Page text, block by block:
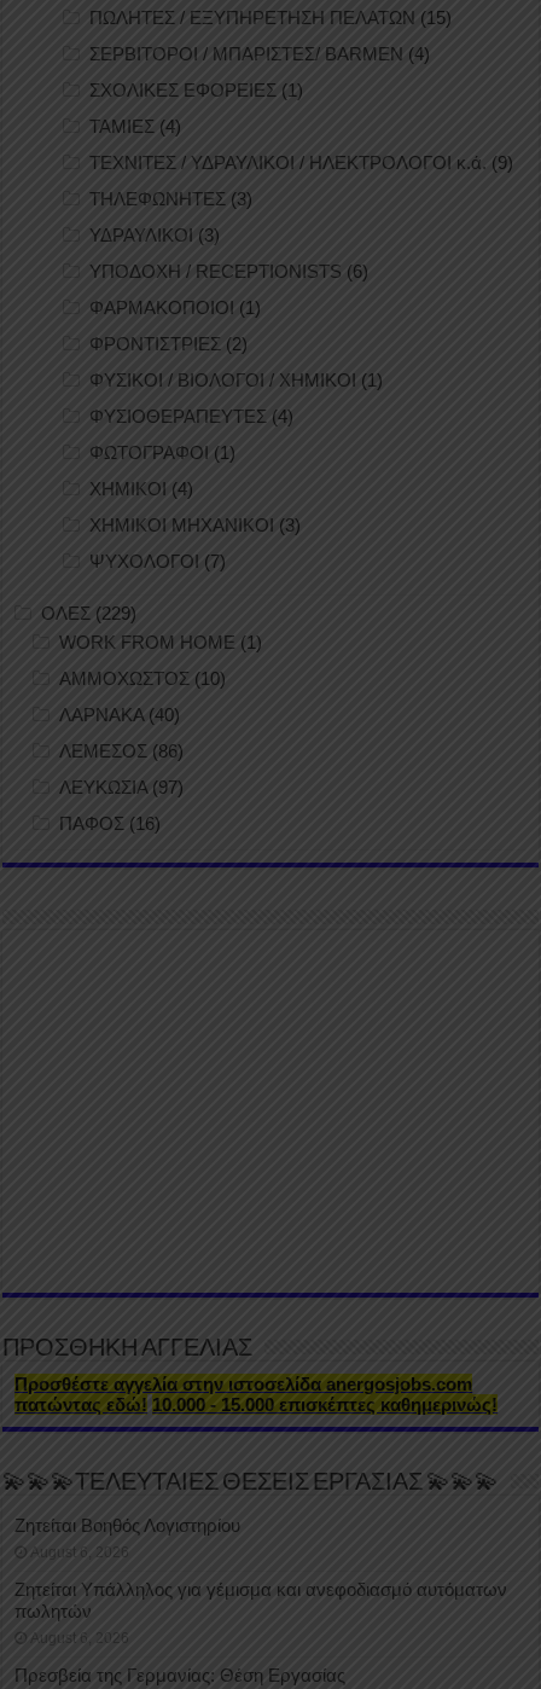
ΠΩΛΗΤΕΣ / ΕΞΥΠΗΡΕΤΗΣΗ ΠΕΛΑΤΩΝ (15)
ΣΕΡΒΙΤΟΡΟΙ / ΜΠΑΡΙΣΤΕΣ/ BARMEN (4)
ΣΧΟΛΙΚΕΣ ΕΦΟΡΕΙΕΣ (1)
ΤΑΜΙΕΣ (4)
ΤΕΧΝΙΤΕΣ / ΥΔΡΑΥΛΙΚΟΙ / ΗΛΕΚΤΡΟΛΟΓΟΙ κ.ά. (9)
ΤΗΛΕΦΩΝΗΤΕΣ (3)
ΥΔΡΑΥΛΙΚΟΙ (3)
ΥΠΟΔΟΧΗ / RECEPTIONISTS (6)
ΦΑΡΜΑΚΟΠΟΙΟΙ (1)
ΦΡΟΝΤΙΣΤΡΙΕΣ (2)
ΦΥΣΙΚΟΙ / ΒΙΟΛΟΓΟΙ / ΧΗΜΙΚΟΙ (1)
ΦΥΣΙΟΘΕΡΑΠΕΥΤΕΣ (4)
ΦΩΤΟΓΡΑΦΟΙ (1)
ΧΗΜΙΚΟΙ (4)
ΧΗΜΙΚΟΙ ΜΗΧΑΝΙΚΟΙ (3)
ΨΥΧΟΛΟΓΟΙ (7)
ΟΛΕΣ (229)
WORK FROM HOME (1)
ΑΜΜΟΧΩΣΤΟΣ (10)
ΛΑΡΝΑΚΑ(40)
ΛΕΜΕΣΟΣ (86)
ΛΕΥΚΩΣΙΑ(97)
ΠΑΦΟΣ (16)
ΠΡΟΣΘΗΚΗ ΑΓΓΕΛΙΑΣ
Προσθέστε αγγελία στην ιστοσελίδα anergosjobs.com
πατώντας εδώ! 10.000 - 15.000 επισκέπτες καθημερινώς!
💫💫💫ΤΕΛΕΥΤΑΙΕΣ ΘΕΣΕΙΣ ΕΡΓΑΣΙΑΣ 💫💫💫
Ζητείται Βοηθός Λογιστηρίου
August 6, 2026
Ζητείται Υπάλληλος για γέμισμα και ανεφοδιασμό αυτόματων
πωλητών
August 6, 2026
Πρεσβεία της Γερμανίας: Θέση Εργασίας